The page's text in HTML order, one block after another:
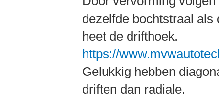
dezelfde bochtstraal als
heet de drifthoek.
https://
Gelukkig hebben
driften dan radiale.